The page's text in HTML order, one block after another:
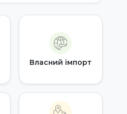
Власний імпорт